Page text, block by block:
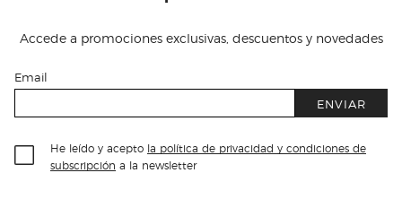
Accede a promociones exclusivas, descuentos y novedades
Email
ENVIAR
He leído y acepto la política de privacidad y condiciones de
subscripción a la newsletter